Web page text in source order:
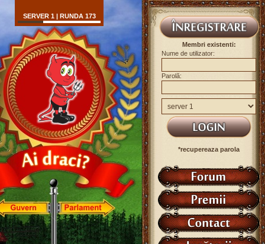
SERVER 1 | RUNDA 173
Membri existenti:
Nume de utilizator:
Parolă:
*recupereaza parola